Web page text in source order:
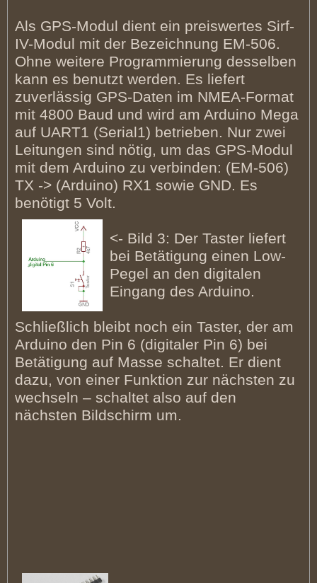
Als GPS-Modul dient ein preiswertes Sirf-
IV-Modul mit der Bezeichnung EM-506.
Ohne weitere Programmierung desselben
kann es benutzt werden. Es liefert
zuverlässig GPS-Daten im NMEA-Format
mit 4800 Baud und wird am Arduino Mega
auf UART1 (Serial1) betrieben. Nur zwei
Leitungen sind nötig, um das GPS-Modul
mit dem Arduino zu verbinden: (EM-506)
TX -> (Arduino) RX1 sowie GND. Es
benötigt 5 Volt.
<- Bild 3: Der Taster liefert
bei Betätigung einen Low-
Pegel an den digitalen
Eingang des Arduino.
Schließlich bleibt noch ein Taster, der am
Arduino den Pin 6 (digitaler Pin 6) bei
Betätigung auf Masse schaltet. Er dient
dazu, von einer Funktion zur nächsten zu
wechseln – schaltet also auf den
nächsten Bildschirm um.